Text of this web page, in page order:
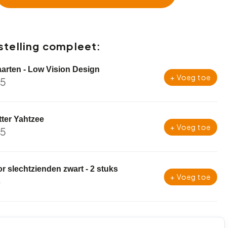
compleet:
- Low Vision Design
+ Voeg toe
Yahtzee
+ Voeg toe
slechtzienden zwart - 2 stuks
+ Voeg toe